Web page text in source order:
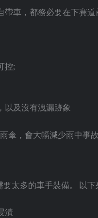
車，都務必要在下賽
控;
以及沒有洩漏跡象
傘，會大幅減少雨中事
太多的車手裝備。 以下
漬